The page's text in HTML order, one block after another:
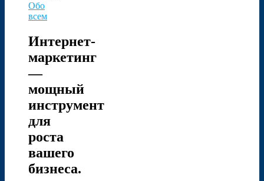
Обо
всем
Интернет-
маркетинг
—
мощный
инструмент
для
роста
вашего
бизнеса.